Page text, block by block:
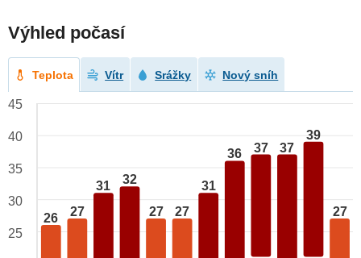
Výhled počasí
Teplota Vítr Srážky Nový sníh
26 27
31 32
27 27
31
36 37 37
39
27
45
40
35
30
25